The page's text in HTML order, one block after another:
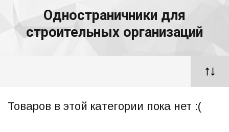
Одностраничники для
строительных организаций
Товаров в этой категории пока нет :(